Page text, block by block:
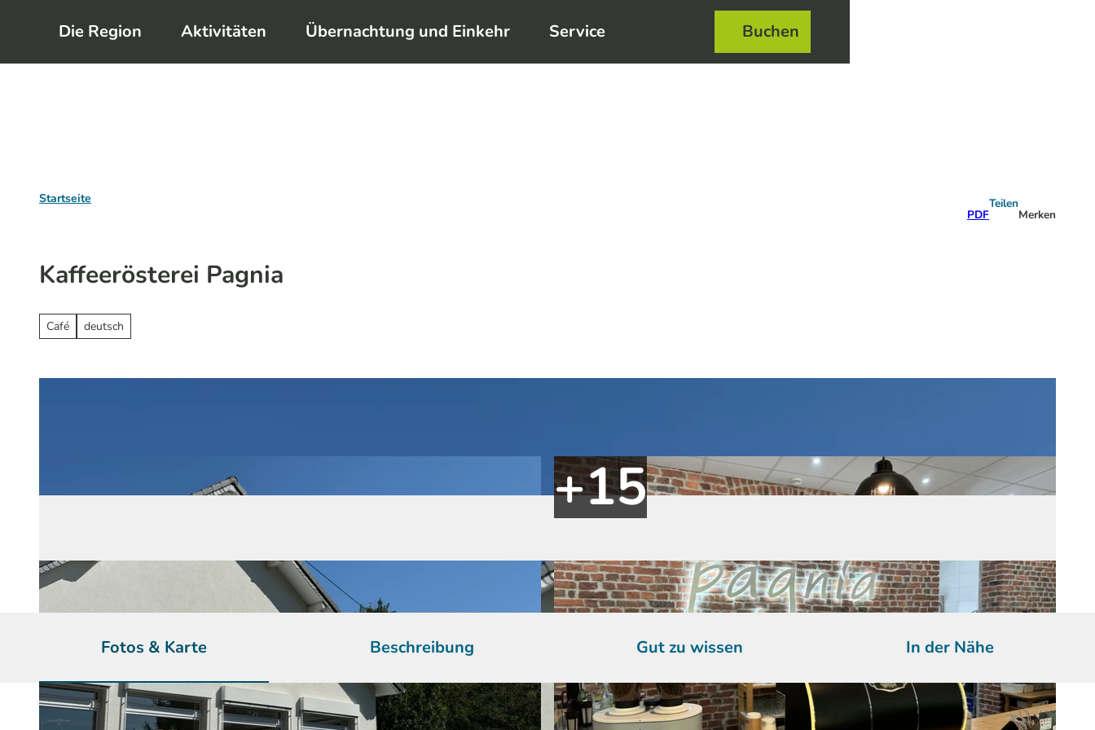
m
Die Region Aktivitäten Übernachtung und Einkehr Service Buchen
Startseite
PDF
Teilen
Merken
Kaffeerösterei Pagnia
Café deutsch
Fotos & Karte Beschreibung Gut zu wissen In der Nähe